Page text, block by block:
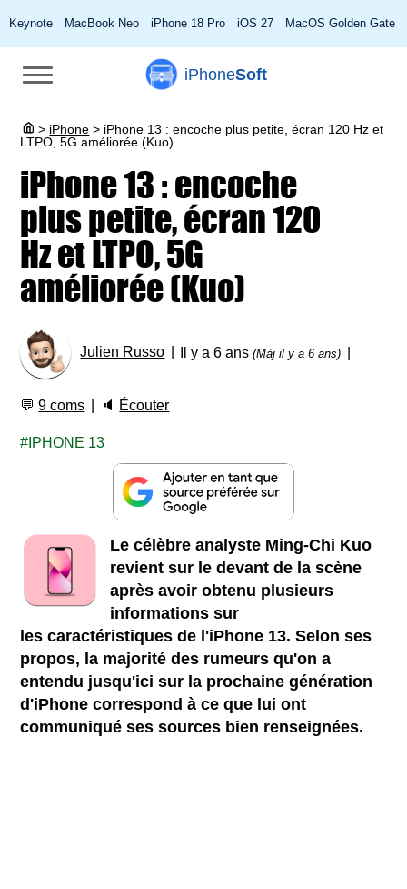
Keynote MacBook Neo iPhone 18 Pro iOS 27 MacOS Golden Gate
iPhoneSoft
> iPhone > iPhone 13 : encoche plus petite, écran 120 Hz et
LTPO, 5G améliorée (Kuo)
iPhone 13 : encoche
plus petite, écran 120
Hz et LTPO, 5G
améliorée (Kuo)
Julien Russo Il y a 6 ans(Màj il y a 6 ans)
💬9 coms 🔈 Écouter
IPHONE 13
Le célèbre analyste Ming-Chi Kuo
revient sur le devant de la scène
après avoir obtenu plusieurs
informations sur
les caractéristiques de l'iPhone 13. Selon ses
propos, la majorité des rumeurs qu'on a
entendu jusqu'ici sur la prochaine génération
d'iPhone correspond à ce que lui ont
communiqué ses sources bien renseignées.